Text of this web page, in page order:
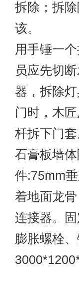
拆除；拆
该。
用手锤一
员应先切
器，拆除
门时，木
杆拆下门套
石膏板墙
件:75mm
着地面龙
连接器。
膨胀螺栓